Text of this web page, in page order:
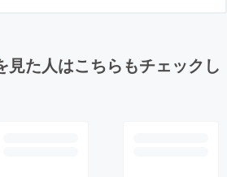
見た人はこちらもチェックし